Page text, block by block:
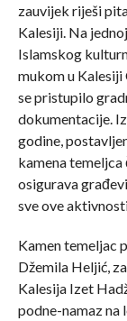
zauvijek riješi
Kalesiji. Na
Islamskog
mukom u Kalesiji
se pristupilo
dokumentacije.
godine,
kamena temeljca
osigurava
sve ove
Kamen temeljac
Džemila Heljić,
Kalesija Izet
podne-namaz na